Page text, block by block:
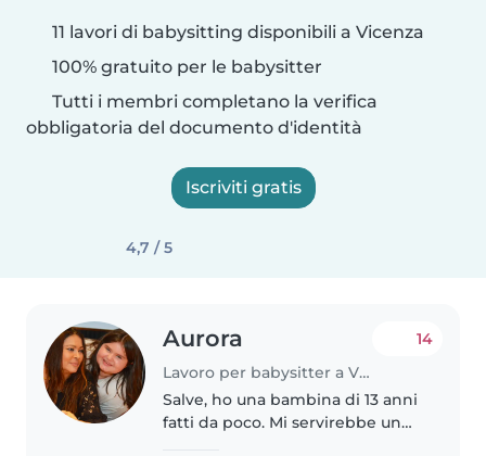
11 lavori di babysitting disponibili a Vicenza
100% gratuito per le babysitter
Tutti i membri completano la verifica
obbligatoria del documento d'identità
Iscriviti gratis
4,7 / 5
Aurora
Lavoro per babysitter a Vicenza
14
Salve, ho una bambina di 13 anni
fatti da poco. Mi servirebbe un